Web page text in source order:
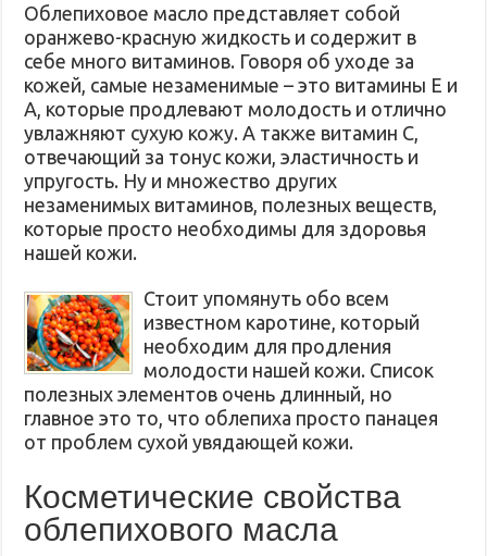
Облепиховое масло представляет собой
оранжево-красную жидкость и содержит в
себе много витаминов. Говоря об уходе за
кожей, самые незаменимые – это витамины Е и
А, которые продлевают молодость и отлично
увлажняют сухую кожу. А также витамин С,
отвечающий за тонус кожи, эластичность и
упругость. Ну и множество других
незаменимых витаминов, полезных веществ,
которые просто необходимы для здоровья
нашей кожи.
Стоит упомянуть обо всем
известном каротине, который
необходим для продления
молодости нашей кожи. Список
полезных элементов очень длинный, но
главное это то, что облепиха просто панацея
от проблем сухой увядающей кожи.
Косметические свойства
облепихового масла